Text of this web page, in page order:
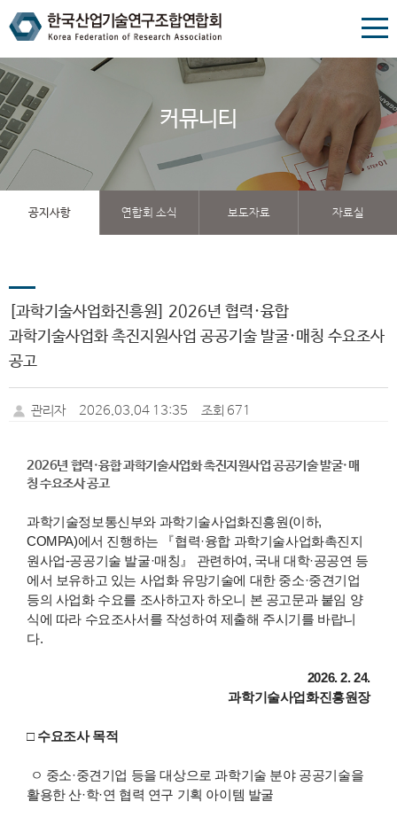
커뮤니티
공지사항 연합회 소식 보도자료 자료실
[과학기술사업화진흥원] 2026년 협력·융합
과학기술사업화 촉진지원사업 공공기술 발굴·매칭 수요조사
공고
관리자 2026.03.04 13:35 조회 671
2026년 협력·융합 과학기술사업화 촉진지원사업 공공기술 발굴·매
칭 수요조사 공고
과학기술정보통신부와 과학기술사업화진흥원(이하,
COMPA)에서 진행하는 『협력·융합 과학기술사업화촉진지
원사업-공공기술 발굴·매칭』 관련하여, 국내 대학·공공연 등
에서 보유하고 있는 사업화 유망기술에 대한 중소·중견기업
등의 사업화 수요를 조사하고자 하오니 본 공고문과 붙임 양
식에 따라 수요조사서를 작성하여 제출해 주시기를 바랍니
다.
2026. 2. 24.
과학기술사업화진흥원장
□ 수요조사 목적
ㅇ 중소·중견기업 등을 대상으로 과학기술 분야 공공기술을
활용한 산·학·연 협력 연구 기획 아이템 발굴